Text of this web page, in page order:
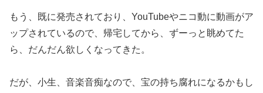
もう、既に発売されており、YouTubeやニコ動に動画がア
ップされているので、帰宅してから、ずーっと眺めてた
ら、だんだん欲しくなってきた。
だが、小生、音楽音痴なので、宝の持ち腐れになるかもし